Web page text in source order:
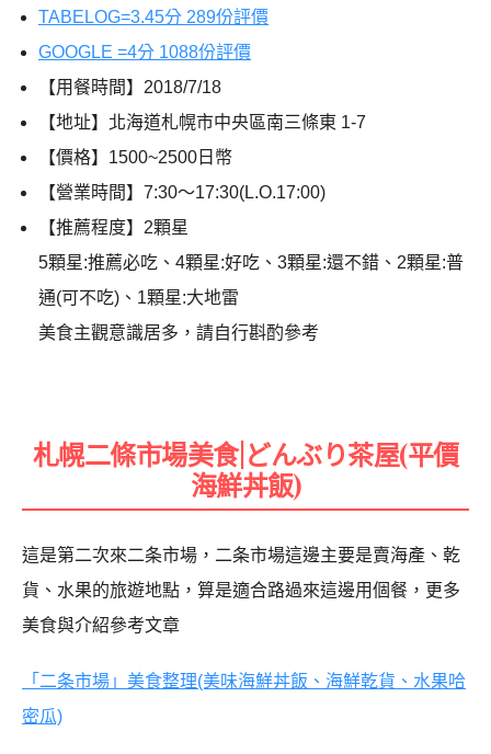
TABELOG=3.45分 289份評價
GOOGLE =4分 1088份評價
【用餐時間】2018/7/18
【地址】北海道札幌市中央區南三條東 1-7
【價格】1500~2500日幣
【營業時間】7:30～17:30(L.O.17:00)
【推薦程度】2顆星
5顆星:推薦必吃、4顆星:好吃、3顆星:還不錯、2顆星:普
通(可不吃)、1顆星:大地雷
美食主觀意識居多，請自行斟酌參考
札幌二條市場美食|どんぶり茶屋(平價
海鮮丼飯)
這是第二次來二条市場，二条市場這邊主要是賣海產、乾
貨、水果的旅遊地點，算是適合路過來這邊用個餐，更多
美食與介紹參考文章
「二条市場」美食整理(美味海鮮丼飯、海鮮乾貨、水果哈
密瓜)